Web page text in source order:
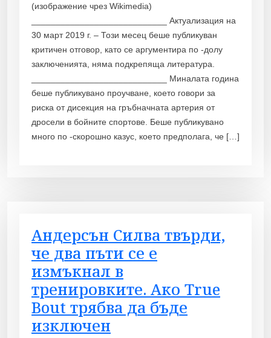
(изображение чрез Wikimedia)
____________________________ Актуализация на
30 март 2019 г. – Този месец беше публикуван
критичен отговор, като се аргументира по -долу
заключенията, няма подкрепяща литература.
____________________________ Миналата година
беше публикувано проучване, което говори за
риска от дисекция на гръбначната артерия от
дросели в бойните спортове. Беше публикувано
много по -скорошно казус, което предполага, че […]
Андерсън Силва твърди,
че два пъти се е
измъкнал в
тренировките. Ако True
Bout трябва да бъде
изключен